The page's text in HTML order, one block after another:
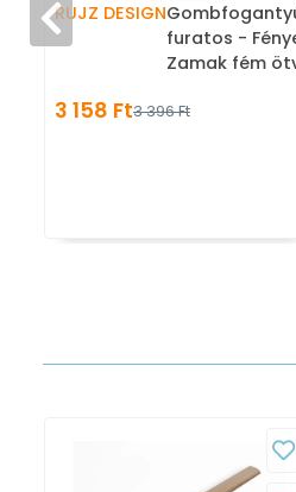
RUJZ DESIGN
furatos -
Zamak fém
(szögletes,
3 158 Ft3 396 Ft